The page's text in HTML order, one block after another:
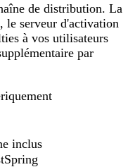
de distribution. La
le serveur d'activation
à vos utilisateurs
par
inclus